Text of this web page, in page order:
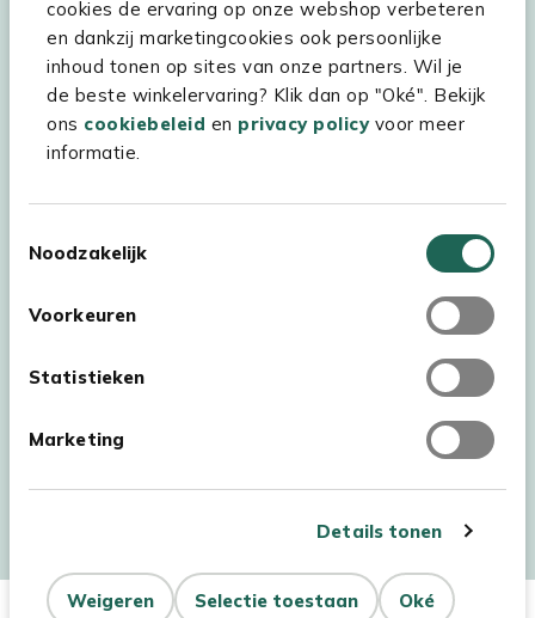
cookies de ervaring op onze webshop verbeteren
en dankzij marketingcookies ook persoonlijke
inhoud tonen op sites van onze partners. Wil je
de beste winkelervaring? Klik dan op "Oké". Bekijk
ons cookiebeleid en privacy policyvoor meer
informatie.
Noodzakelijk
Voorkeuren
Statistieken
Marketing
Details tonen
Oké
Selectie toestaan
Weigeren
Kees Smit Tuinmeubelen
Experience Stores XXL